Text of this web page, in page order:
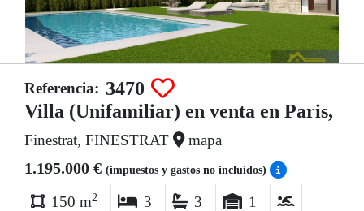
Referencia: 3470
Villa (Unifamiliar) en venta en Paris,
Finestrat, FINESTRAT mapa
1.195.000 € (impuestos y gastos no incluídos)
150 m2 3 3 1